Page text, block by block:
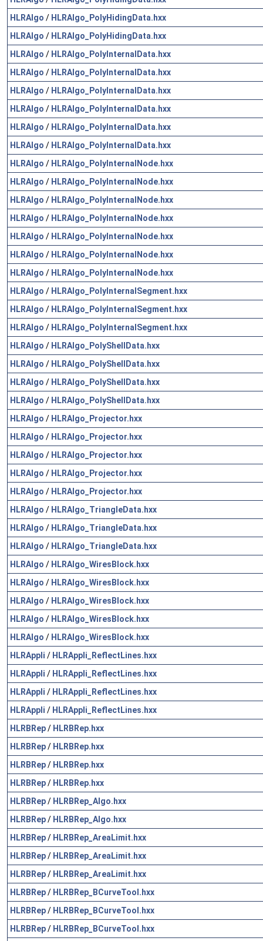
HLRAlgo / HLRAlgo_PolyHidingData.hxx
HLRAlgo / HLRAlgo_PolyHidingData.hxx
HLRAlgo / HLRAlgo_PolyInternalData.hxx
HLRAlgo / HLRAlgo_PolyInternalData.hxx
HLRAlgo / HLRAlgo_PolyInternalData.hxx
HLRAlgo / HLRAlgo_PolyInternalData.hxx
HLRAlgo / HLRAlgo_PolyInternalData.hxx
HLRAlgo / HLRAlgo_PolyInternalData.hxx
HLRAlgo / HLRAlgo_PolyInternalNode.hxx
HLRAlgo / HLRAlgo_PolyInternalNode.hxx
HLRAlgo / HLRAlgo_PolyInternalNode.hxx
HLRAlgo / HLRAlgo_PolyInternalNode.hxx
HLRAlgo / HLRAlgo_PolyInternalNode.hxx
HLRAlgo / HLRAlgo_PolyInternalNode.hxx
HLRAlgo / HLRAlgo_PolyInternalNode.hxx
HLRAlgo / HLRAlgo_PolyInternalSegment.hxx
HLRAlgo / HLRAlgo_PolyInternalSegment.hxx
HLRAlgo / HLRAlgo_PolyInternalSegment.hxx
HLRAlgo / HLRAlgo_PolyShellData.hxx
HLRAlgo / HLRAlgo_PolyShellData.hxx
HLRAlgo / HLRAlgo_PolyShellData.hxx
HLRAlgo / HLRAlgo_PolyShellData.hxx
HLRAlgo / HLRAlgo_Projector.hxx
HLRAlgo / HLRAlgo_Projector.hxx
HLRAlgo / HLRAlgo_Projector.hxx
HLRAlgo / HLRAlgo_Projector.hxx
HLRAlgo / HLRAlgo_Projector.hxx
HLRAlgo / HLRAlgo_TriangleData.hxx
HLRAlgo / HLRAlgo_TriangleData.hxx
HLRAlgo / HLRAlgo_TriangleData.hxx
HLRAlgo / HLRAlgo_WiresBlock.hxx
HLRAlgo / HLRAlgo_WiresBlock.hxx
HLRAlgo / HLRAlgo_WiresBlock.hxx
HLRAlgo / HLRAlgo_WiresBlock.hxx
HLRAlgo / HLRAlgo_WiresBlock.hxx
HLRAppli / HLRAppli_ReflectLines.hxx
HLRAppli / HLRAppli_ReflectLines.hxx
HLRAppli / HLRAppli_ReflectLines.hxx
HLRAppli / HLRAppli_ReflectLines.hxx
HLRBRep/ HLRBRep.hxx
HLRBRep/ HLRBRep.hxx
HLRBRep/ HLRBRep.hxx
HLRBRep/ HLRBRep.hxx
HLRBRep/ HLRBRep_Algo.hxx
HLRBRep/ HLRBRep_Algo.hxx
HLRBRep/ HLRBRep_AreaLimit.hxx
HLRBRep/ HLRBRep_AreaLimit.hxx
HLRBRep/ HLRBRep_AreaLimit.hxx
HLRBRep/ HLRBRep_BCurveTool.hxx
HLRBRep/ HLRBRep_BCurveTool.hxx
HLRBRep/ HLRBRep_BCurveTool.hxx